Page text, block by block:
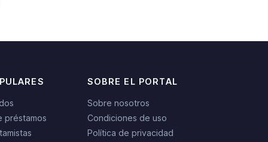
préstamos
SOBRE EL PORTAL
Sobre nosotros
Condiciones de uso
Política de privacidad